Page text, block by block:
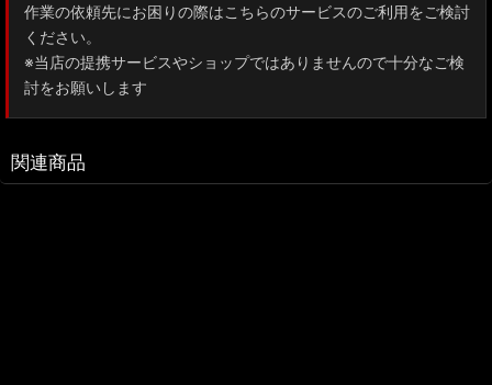
作業の依頼先にお困りの際はこちらのサービスのご利用をご検討
ください。
※当店の提携サービスやショップではありませんので十分なご検
討をお願いします
関連商品